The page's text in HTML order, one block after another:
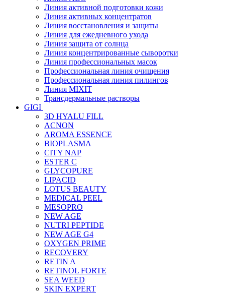
Линия активной подготовки кожи
Линия активных концентратов
Линия восстановления и защиты
Линия для ежедневного ухода
Линия защита от солнца
Линия концентрированные сыворотки
Линия профессиональных масок
Профессиональная линия очищения
Профессиональная линия пилингов
Линия MIXIT
Трансдермальные растворы
GIGI
3D HYALU FILL
ACNON
AROMA ESSENCE
BIOPLASMA
CITY NAP
ESTER C
GLYCOPURE
LIPACID
LOTUS BEAUTY
MEDICAL PEEL
MESOPRO
NEW AGE
NUTRI PEPTIDE
NEW AGE G4
OXYGEN PRIME
RECOVERY
RETIN A
RETINOL FORTE
SEA WEED
SKIN EXPERT